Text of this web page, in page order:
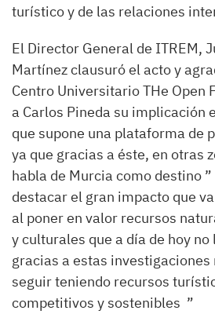
turístico y de las relaciones
El Director General de ITREM,
Martínez clausuró el acto y
Centro Universitario THe Open
a Carlos Pineda su implicación
que supone una plataforma de
ya que gracias a éste, en otras
habla de Murcia como destino
destacar el gran impacto que
al poner en valor recursos
y culturales que a día de hoy no
gracias a estas investigaciones
seguir teniendo recursos
competitivos y sostenibles ”